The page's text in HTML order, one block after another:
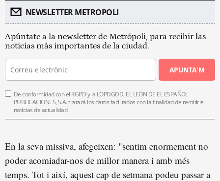
NEWSLETTER METROPOLI
Apúntate a la newsletter de Metrópoli, para recibir las
noticias más importantes de la ciudad.
APUNTA'M
De conformidad con el RGPD y la LOPDGDD, EL LEÓN DE EL ESPAÑOL
PUBLICACIONES, S.A. tratará los datos facilitados con la finalidad de remitirle
noticias de actualidad.
En la seva missiva, afegeixen: "sentim enormement no
poder acomiadar-nos de millor manera i amb més
temps. Tot i així, aquest cap de setmana podeu passar a